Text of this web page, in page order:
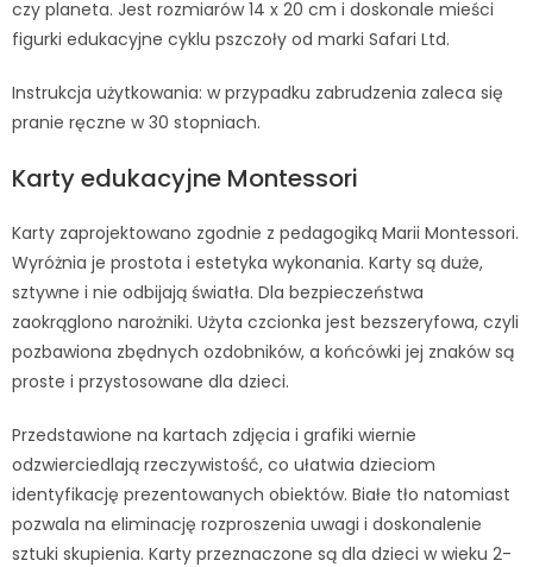
czy planeta. Jest rozmiarów 14 x 20 cm i doskonale mieści
figurki edukacyjne cyklu pszczoły od marki Safari Ltd.
Instrukcja użytkowania: w przypadku zabrudzenia zaleca się
pranie ręczne w 30 stopniach.
Karty edukacyjne Montessori
Karty zaprojektowano zgodnie z pedagogiką Marii Montessori.
Wyróżnia je prostota i estetyka wykonania. Karty są duże,
sztywne i nie odbijają światła. Dla bezpieczeństwa
zaokrąglono narożniki. Użyta czcionka jest bezszeryfowa, czyli
pozbawiona zbędnych ozdobników, a końcówki jej znaków są
proste i przystosowane dla dzieci.
Przedstawione na kartach zdjęcia i grafiki wiernie
odzwierciedlają rzeczywistość, co ułatwia dzieciom
identyfikację prezentowanych obiektów. Białe tło natomiast
pozwala na eliminację rozproszenia uwagi i doskonalenie
sztuki skupienia. Karty przeznaczone są dla dzieci w wieku 2-